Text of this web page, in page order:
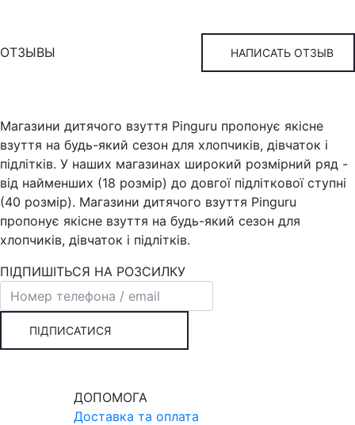
ОТЗЫВЫ НАПИСАТЬ ОТЗЫВ
Магазини дитячого взуття Pinguru пропонує якісне
взуття на будь-який сезон для хлопчиків, дівчаток і
підлітків. У наших магазинах широкий розмірний ряд -
від найменших (18 розмір) до довгої підліткової ступні
(40 розмір). Магазини дитячого взуття Pinguru
пропонує якісне взуття на будь-який сезон для
хлопчиків, дівчаток і підлітків.
ПІДПИШІТЬСЯ НА РОЗСИЛКУ
ПІДПИСАТИСЯ
ДОПОМОГА
Доставка та оплата